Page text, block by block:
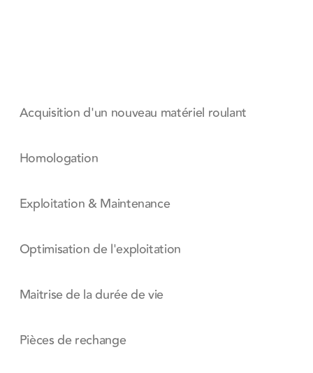
Acquisition d'un nouveau matériel roulant
Homologation
Exploitation & Maintenance
Optimisation de l'exploitation
Maitrise de la durée de vie
Pièces de rechange